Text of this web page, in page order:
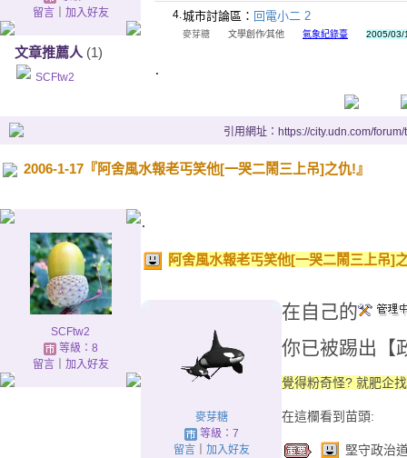
留言｜ 加入好友
文章推薦人 (1)
SCFtw2
4.城市討論區： 回電小二 2
麥芽糖 文學創作∕其他 氣象紀錄臺 2005/03/
.
引用網址：https://city.udn.com/
2006-1-17『阿舍風水報老丐笑他[一哭二鬧三上吊]之仇!』
SCFtw2
等級：8
留言｜ 加入好友
.
阿舍風水報老丐笑他[一哭二鬧三上吊]
麥芽糖
等級：7
留言｜ 加入好友
在自己的
你已被踢出【
覺得粉奇怪? 就肥企
在這欄看到苗頭:
堅守政治